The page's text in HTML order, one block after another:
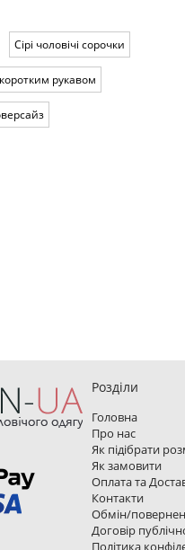
Сірі чоловічі сорочки
коротким рукавом
Розділи
Головна
Про нас
Як підібрати
Як замовити
Оплата та
Контакти
Обмін/
Договір
Політика